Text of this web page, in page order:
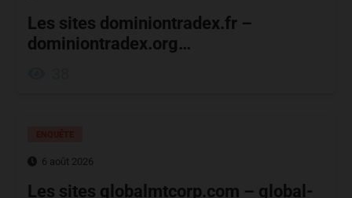
Les sites dominiontradex.fr –
dominiontradex.org…
6 août 2026
Les sites globalmtcorp.com – global-